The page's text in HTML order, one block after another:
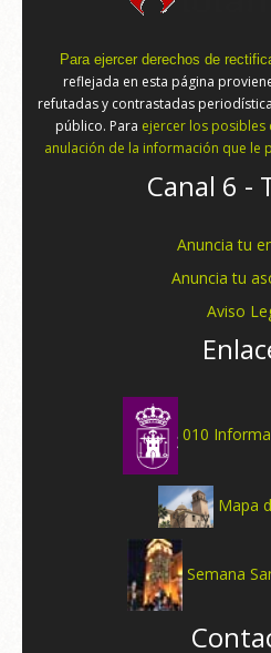
Para ejercer derechos de
reflejada en esta página
refutadas y contrastadas
público. Para ejercer los posibles
anulación de la información que le
Canal 6 -
Anuncia tu
Anuncia tu
Aviso
010
Mapa
Semana